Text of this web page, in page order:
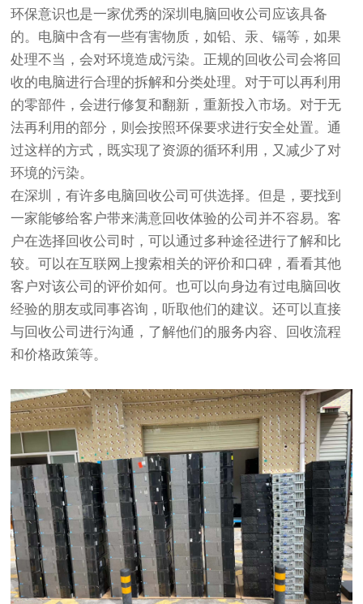
环保意识也是一家优秀的深圳电脑回收公司应该具备
的。电脑中含有一些有害物质，如铅、汞、镉等，如果
处理不当，会对环境造成污染。正规的回收公司会将回
收的电脑进行合理的拆解和分类处理。对于可以再利用
的零部件，会进行修复和翻新，重新投入市场。对于无
法再利用的部分，则会按照环保要求进行安全处置。通
过这样的方式，既实现了资源的循环利用，又减少了对
环境的污染。
在深圳，有许多电脑回收公司可供选择。但是，要找到
一家能够给客户带来满意回收体验的公司并不容易。客
户在选择回收公司时，可以通过多种途径进行了解和比
较。可以在互联网上搜索相关的评价和口碑，看看其他
客户对该公司的评价如何。也可以向身边有过电脑回收
经验的朋友或同事咨询，听取他们的建议。还可以直接
与回收公司进行沟通，了解他们的服务内容、回收流程
和价格政策等。